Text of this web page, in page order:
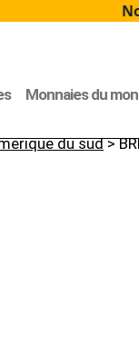
Monnaies du
du sud>